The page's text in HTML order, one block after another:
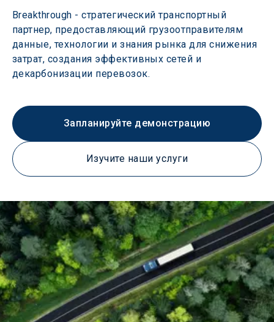
Breakthrough - стратегический транспортный
партнер, предоставляющий грузоотправителям
данные, технологии и знания рынка для снижения
затрат, создания эффективных сетей и
декарбонизации перевозок.
Изучите наши услуги
Запланируйте демонстрацию